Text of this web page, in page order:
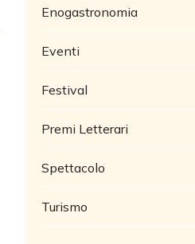
Enogastronomia
Eventi
Festival
Premi Letterari
Spettacolo
Turismo